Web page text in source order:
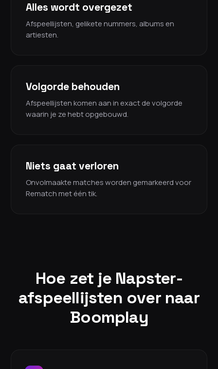
Alles wordt overgezet
Afspeellijsten, gelikete nummers, albums en
artiesten.
Volgorde behouden
Afspeellijsten komen aan in exact de volgorde
waarin je ze hebt opgebouwd.
Niets gaat verloren
Onvolmaakte matches worden gemarkeerd voor
Rematch met één tik.
Hoe zet je Napster-
afspeellijsten over naar
Boomplay